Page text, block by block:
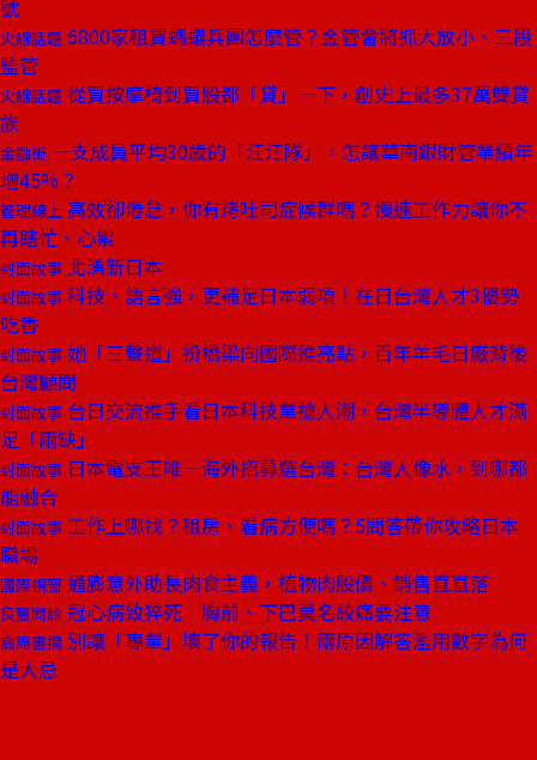
號
火線話題 6800家租賃螞蟻兵團怎麼管？金管會將抓大放小、三段
監管
火線話題 從買按摩椅到買股都「貸」一下，創史上最多37萬雙貸
族
金融街 一支成員平均30歲的「汪汪隊」，怎讓華南銀財管業績年
增45%？
管理線上 高效卻倦怠，你有烤吐司症候群嗎？慢速工作力讓你不
再瞎忙、心累
封面故事 北漂新日本
封面故事 科技、語言強，更補足日本弱項！在日台灣人才3優勢
吃香
封面故事 她「三聲道」扮橋梁向國際推亮點，百年羊毛日廠背後
台灣顧問
封面故事 台日交流推手看日本科技業搶人潮，台灣半導體人才滿
足「兩缺」
封面故事 日本電支王唯一海外招募選台灣：台灣人像水，到哪都
能融合
封面故事 工作上哪找？租房、看病方便嗎？5問答帶你攻略日本
職場
國際視窗 通膨意外助長肉食主義，植物肉股價、銷售直直落
良醫問診 冠心病致猝死 胸前、下巴莫名絞痛要注意
商周書摘 別讓「專業」壞了你的報告！兩原因解答濫用數字為何
是大忌